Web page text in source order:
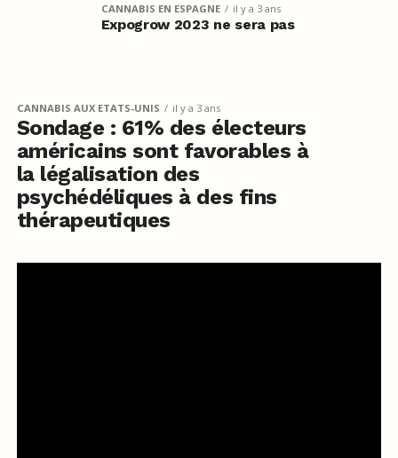
CANNABIS EN ESPAGNE il y a 3 ans
Expogrow 2023 ne sera pas
CANNABIS AUX ETATS-UNIS il y a 3 ans
Sondage : 61% des électeurs
américains sont favorables à
la légalisation des
psychédéliques à des fins
thérapeutiques